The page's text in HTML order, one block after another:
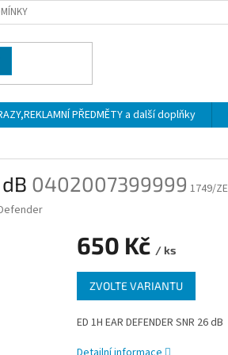
PŘEDMĚTY a další doplňky
0402007399999 1749/
650 Kč / ks
Měrná
cena:
ZVOLTE VARIANTU
ED 1H EAR DEFENDER SNR 26 dB